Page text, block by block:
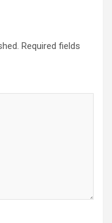
Required fields